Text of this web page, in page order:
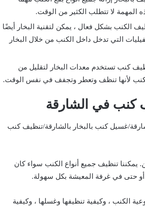
المهمة لا تتطلب الكثير من الوقت.
الكنب بشكل فعال ، يمكن لتقنية البخار أيضًا
التي تدخل داخل الكنب من خلال البخار
كنب تستخدم معدات البخار لتقليل من
لأنها تنظف وتعطر وتجفف في نفس الوقت.
كنب في الشارقة
غسيل كنب بالبخار بالشارقة/تنظيف كنب
يمكننا تنظيف جميع أنواع الكنب سواء كان
حتى في غرفة المعيشة بكل سهولة.
الكنب ، وكيفية تنظيفها وغسلها ، وكيفية